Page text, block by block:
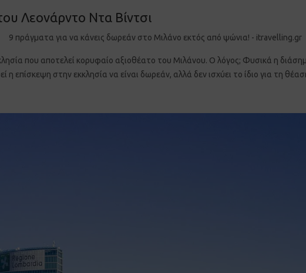
Λεονάρντο Ντα Βίντσι
που αποτελεί κορυφαίο αξιοθέατο του Μιλάνου. Ο λόγος; Φυσικά η
η επίσκεψη στην εκκλησία να είναι δωρεάν, αλλά δεν ισχύει το ίδιο για τη